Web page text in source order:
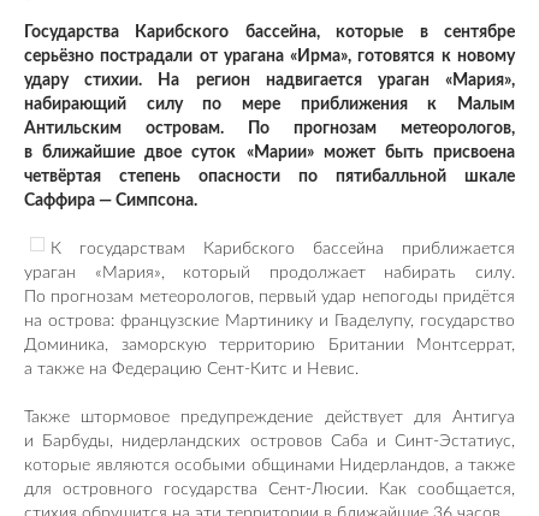
Государства Карибского бассейна, которые в сентябре
серьёзно пострадали от урагана «Ирма», готовятся к новому
удару стихии. На регион надвигается ураган «Мария»,
набирающий силу по мере приближения к Малым
Антильским островам. По прогнозам метеорологов,
в ближайшие двое суток «Марии» может быть присвоена
четвёртая степень опасности по пятибалльной шкале
Саффира — Симпсона.
К государствам Карибского бассейна приближается
ураган «Мария», который продолжает набирать силу.
По прогнозам метеорологов, первый удар непогоды придётся
на острова: французские Мартинику и Гваделупу, государство
Доминика, заморскую территорию Британии Монтсеррат,
а также на Федерацию Сент-Китс и Невис.
Также штормовое предупреждение действует для Антигуа
и Барбуды, нидерландских островов Саба и Синт-Эстатиус,
которые являются особыми общинами Нидерландов, а также
для островного государства Сент-Люсии. Как сообщается,